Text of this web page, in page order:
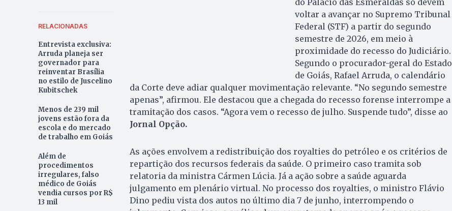
RELACIONADAS
Entrevista exclusiva:
Arruda planeja ser
governador para
reinventar Brasília
no estilo de Juscelino
Kubitschek
Menos de 239 mil
jovens estão fora da
escola e do mercado
de trabalho em Goiás
Além de
procedimentos
irregulares, falso
médico de Goiás
vendia cursos por R$
13 mil
voltar a avançar no Supremo Tribunal
Federal (STF) a partir do segundo
semestre de 2026, em meio à
proximidade do recesso do Judiciário.
Segundo o procurador-geral do Estado
de Goiás, Rafael Arruda, o calendário
da Corte deve adiar qualquer movimentação relevante. “No segundo semestre
apenas”, afirmou. Ele destacou que a chegada do recesso forense interrompe a
tramitação dos casos. “Agora vem o recesso de julho. Suspende tudo”, disse ao
Jornal Opção.
As ações envolvem a redistribuição dos royalties do petróleo e os critérios de
repartição dos recursos federais da saúde. O primeiro caso tramita sob
relatoria da ministra Cármen Lúcia. Já a ação sobre a saúde aguarda
julgamento em plenário virtual. No processo dos royalties, o ministro Flávio
Dino pediu vista dos autos no último dia 7 de junho, interrompendo o